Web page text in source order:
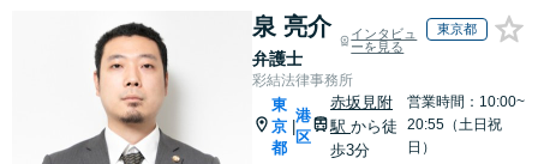
談で悩みを解消！使用
期間中の解雇も解決金
あり／コロナ関係の解
雇・残業代未払いも対
応可【相談無料】
泉 亮介
弁護士
インタビュ
ーを見る
東京都
彩結法律事務所
東
京
都
港
区
赤坂見附
駅 から徒
歩3分
営業時間：10:00~
20:55（土日祝
日）